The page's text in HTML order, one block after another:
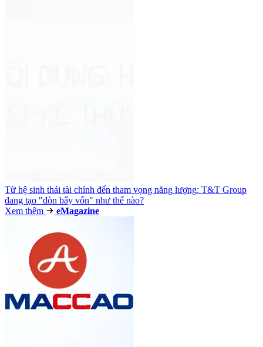
Từ hệ sinh thái tài chính đến tham vọng năng lượng: T&T Group
đang tạo "đòn bẩy vốn" như thế nào?
Xem thêm
eMagazine